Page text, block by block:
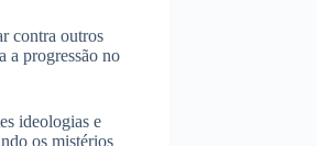
contra outros
a progressão no
ideologias e
os mistérios